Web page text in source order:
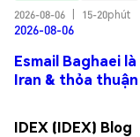
2026-08-06
15-20phút
2026-08-06
Esmail Baghaei
Iran & thỏa
IDEX (IDEX) Blog